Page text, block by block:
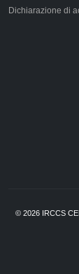
Dichiarazione di
© 2026 IRCCS